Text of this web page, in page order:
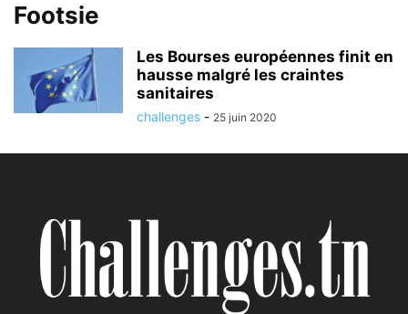
Footsie
Les Bourses européennes finit en
hausse malgré les craintes
sanitaires
challenges - 25 juin 2020